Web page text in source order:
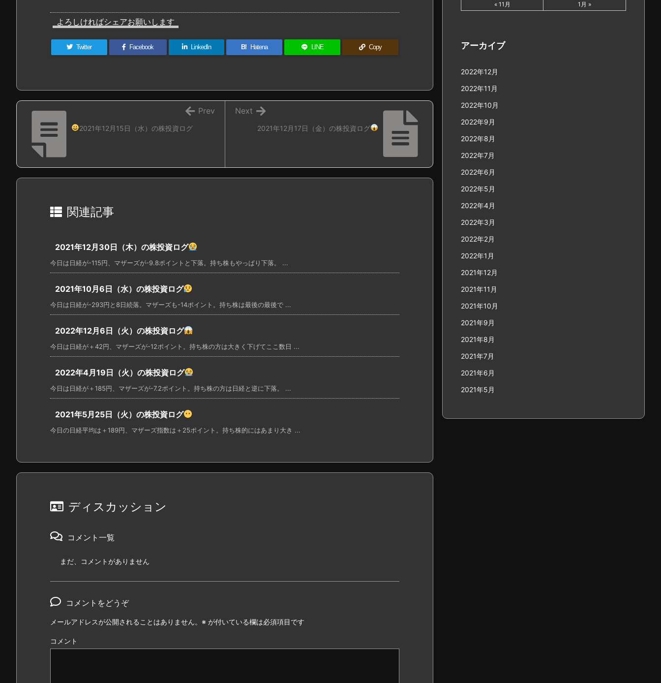
よろしければシェアお願いします
Twitter Facebook LinkedIn B! Hatena LINE Copy
2021年12月17日（金）の株投資ログ
Next
2021年12月15日（水）の株投資ログ
Prev
関連記事
2021年12月30日（木）の株投資ログ
今日は日経が-115円、マザーズが-9.8ポイントと下落。持ち株もやっぱり下落。 ...
2021年10月6日（水）の株投資ログ
今日は日経が-293円と8日続落。マザーズも-14ポイント。持ち株は最後の最後で ...
2022年12月6日（火）の株投資ログ
今日は日経が＋42円、マザーズが-12ポイント。持ち株の方は大きく下げてここ数日 ...
2022年4月19日（火）の株投資ログ
今日は日経が＋185円、マザーズが-7.2ポイント。持ち株の方は日経と逆に下落。 ...
2021年5月25日（火）の株投資ログ
今日の日経平均は＋189円、マザーズ指数は＋25ポイント。持ち株的にはあまり大き ...
ディスカッション
コメント一覧
まだ、コメントがありません
コメントをどうぞ
メールアドレスが公開されることはありません。 ※ が付いている欄は必須項目です
コメント
« 11月
1月 »
アーカイブ
2022年12月
2022年11月
2022年10月
2022年9月
2022年8月
2022年7月
2022年6月
2022年5月
2022年4月
2022年3月
2022年2月
2022年1月
2021年12月
2021年11月
2021年10月
2021年9月
2021年8月
2021年7月
2021年6月
2021年5月